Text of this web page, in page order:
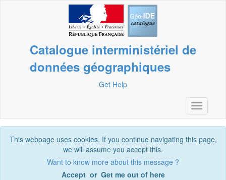
Catalogue interministériel de
données géographiques
Get Help
Toggle
This webpage uses cookies. If you continue navigating this page,
we will assume you accept this.
Want to know more about this message ?
Accept or Get me out of here